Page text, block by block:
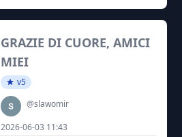
GRAZIE DI CUORE, AMICI
MIEI
v5
@slawomir
2026-06-03 11:43